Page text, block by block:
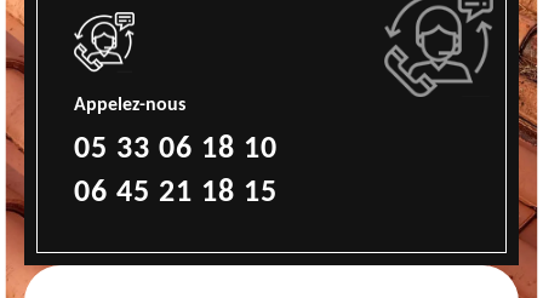
Appelez-nous
05 33 06 18 10
06 45 21 18 15